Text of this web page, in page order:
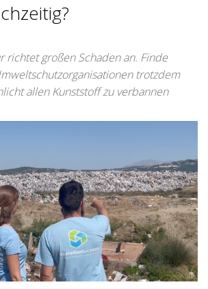
richtet großen Schaden an. Finde
trotzdem
allen Kunststoff zu verbannen